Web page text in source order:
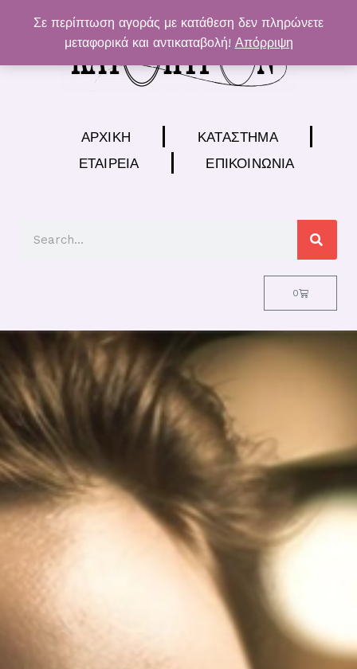
Σε περίπτωση αγοράς με κατάθεση δεν πληρώνετε
μεταφορικά και αντικαταβολή! Απόρριψη
περιεχόμενο
ΑΡΧΙΚΉ
ΚΑΤΆΣΤΗΜΑ
ΕΤΑΙΡΕΊΑ
ΕΠΙΚΟΙΝΩΝΊΑ
0
Cart